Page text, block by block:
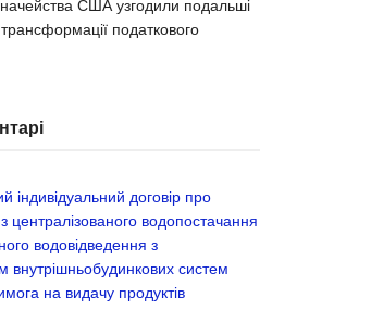
США узгодили подальші
податкового
індивідуальний договір про
централізованого водопостачання
водовідведення з
внутрішньобудинкових систем
на видачу продуктів